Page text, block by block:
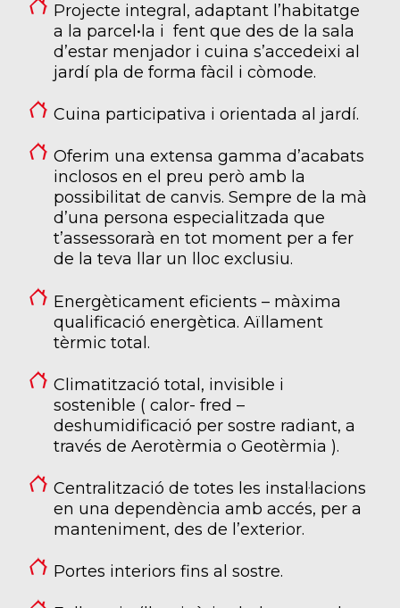
Projecte integral, adaptant l’habitatge
a la parcel•la i fent que des de la sala
d’estar menjador i cuina s’accedeixi al
jardí pla de forma fàcil i còmode.
Cuina participativa i orientada al jardí.
Oferim una extensa gamma d’acabats
inclosos en el preu però amb la
possibilitat de canvis. Sempre de la mà
d’una persona especialitzada que
t’assessorarà en tot moment per a fer
de la teva llar un lloc exclusiu.
Energèticament eficients – màxima
qualificació energètica. Aïllament
tèrmic total.
Climatització total, invisible i
sostenible ( calor- fred –
deshumidificació per sostre radiant, a
través de Aerotèrmia o Geotèrmia ).
Centralització de totes les instal·lacions
en una dependència amb accés, per a
manteniment, des de l’exterior.
Portes interiors fins al sostre.